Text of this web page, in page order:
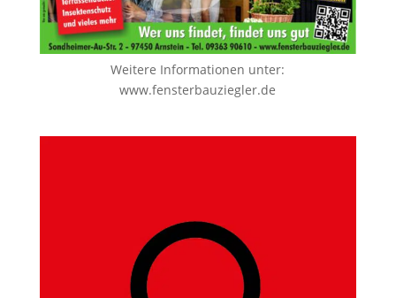
Weitere Informationen unter:
www.fensterbauziegler.de